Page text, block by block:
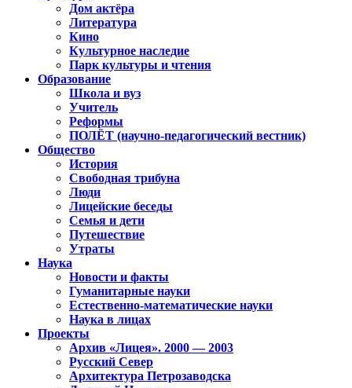
Дом актёра
Литература
Кино
Культурное наследие
Парк культуры и чтения
Образование
Школа и вуз
Учитель
Реформы
ПОЛЁТ (научно-педагогический вестник)
Общество
История
Свободная трибуна
Люди
Лицейские беседы
Семья и дети
Путешествие
Утраты
Наука
Новости и факты
Гуманитарные науки
Естественно-математические науки
Наука в лицах
Проекты
Архив «Лицея». 2000 — 2003
Русский Север
Архитектура Петрозаводска